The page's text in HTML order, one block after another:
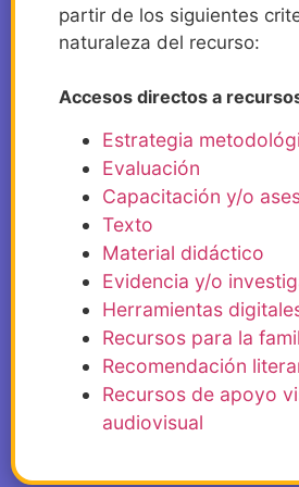
partir de los siguientes
naturaleza del recurso:
Accesos directos a
Estrategia
Evaluación
Capacitación y/o
Texto
Material didáctico
Evidencia y/o
Herramientas
Recursos para la
Recomendación
Recursos de apoyo
audiovisual